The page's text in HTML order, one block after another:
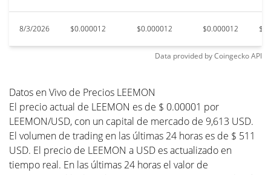
8/3/2026 $0.000012 $0.000012 $0.000012
Data provided byCoingeckoAPI
Datos en Vivo de Precios LEEMON
El precio actual de LEEMON es de $ 0.00001 por
LEEMON/USD, con un capital de mercado de 9,613 USD.
El volumen de trading en las últimas 24 horas es de $ 511
USD. El precio de LEEMON a USD es actualizado en
tiempo real. En las últimas 24 horas el valor de